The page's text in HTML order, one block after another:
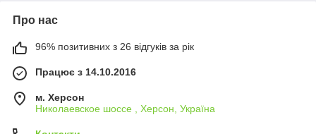
Про нас
96% позитивних з 26 відгуків за рік
Працює з 14.10.2016
м. Херсон
Николаевское шоссе , Херсон, Україна